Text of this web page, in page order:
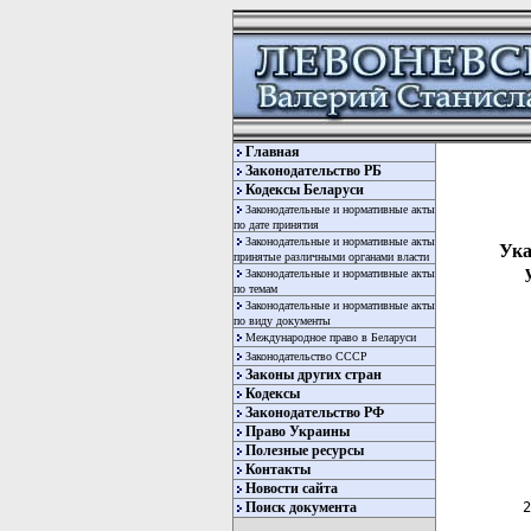
Главная
Законодательство РБ
Кодексы Беларуси
Законодательные и нормативные акты
по дате принятия
Законодательные и нормативные акты
принятые различными органами власти
Законодательные и нормативные акты
по темам
Законодательные и нормативные акты
по виду документы
Международное право в Беларуси
Законодательство СССР
Законы других стран
Кодексы
Законодательство РФ
Право Украины
Полезные ресурсы
Контакты
Новости сайта
Поиск документа